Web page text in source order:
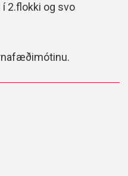
2.flokki og svo